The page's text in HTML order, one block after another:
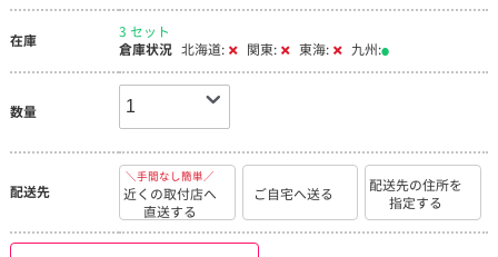
在庫
3 セット
倉庫状況 北海道: 関東: 東海: 九州:
数量
配送先
＼手間なし簡単／
近くの取付店へ
直送する
ご自宅へ送る
配送先の住所を
指定する